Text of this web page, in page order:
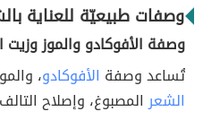
وصفات طبيعيّة للعناية
وصفة الأفوكادو والموز وزيت
تُساعد وصفة الأفوكادو،
الشعرالمصبوغ، وإصلاح